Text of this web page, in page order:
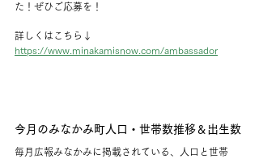
た！ぜひご応募を！
詳しくはこちら↓
https://www.minakamisnow.com/ambassador
今月のみなかみ町人口・世帯数推移＆出生数
毎月広報みなかみに掲載されている、人口と世帯